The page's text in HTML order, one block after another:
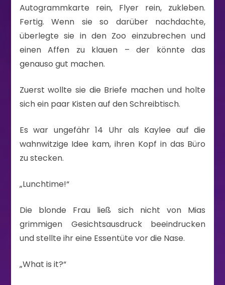
Autogrammkarte rein, Flyer rein, zukleben.
Fertig. Wenn sie so darüber nachdachte,
überlegte sie in den Zoo einzubrechen und
einen Affen zu klauen – der könnte das
genauso gut machen.
Zuerst wollte sie die Briefe machen und holte
sich ein paar Kisten auf den Schreibtisch.
Es war ungefähr 14 Uhr als Kaylee auf die
wahnwitzige Idee kam, ihren Kopf in das Büro
zu stecken.
„Lunchtime!“
Die blonde Frau ließ sich nicht von Mias
grimmigen Gesichtsausdruck beeindrucken
und stellte ihr eine Essentüte vor die Nase.
„What is it?“